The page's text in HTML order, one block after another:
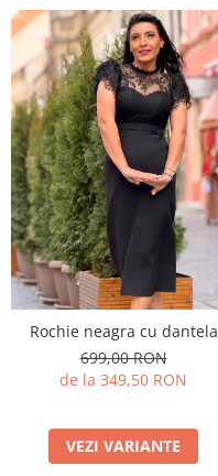
Rochie neagra cu dantela
699,00 RON
de la 349,50 RON
VEZI VARIANTE